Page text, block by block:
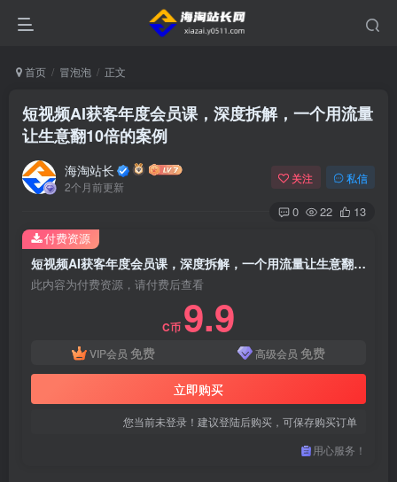
首页 冒泡泡 正文
短视频AI获客年度会员课，深度拆解，一个用流量
让生意翻10倍的案例
海淘站长
2个月前更新
关注 私信
0 22 13
短视频AI获客年度会员课，深度拆解，一个用流量让生意翻10倍的案例
此内容为付费资源，请付费后查看
C币 9.9
VIP会员 免费 高级会员 免费
立即购买
您当前未登录！建议登陆后购买，可保存购买订单
用心服务！
付费资源